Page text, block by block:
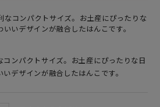
コンパクトサイズ。お土産にぴったりな日
デザインが融合したはんこです。